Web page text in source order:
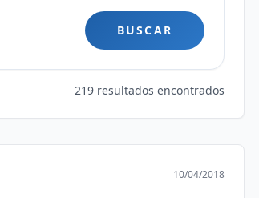
BUSCAR
219 resultados encontrados
10/04/2018